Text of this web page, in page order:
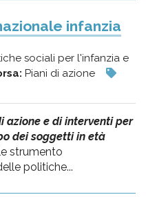
infanzia
sociali per l'infanzia e
Piani di azione
azione e di interventi per
dei soggetti in età
strumento
politiche...